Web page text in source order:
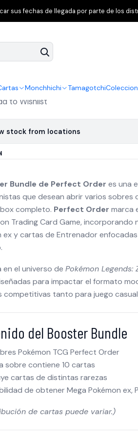
Monchhichi Tamagotchi
sus fechas de llegada por parte de los
Order – Booster Bundle Inglés
TCG Mega
to Wishlist
stock from locations
Bundle de Perfect Order es una
que desean abrir varios sobres
completo. Perfect Order marca
Trading Card Game, incorporando
ex y cartas de Entrenador
en el universo de Pokémon Legends:
para impactar el formato
competitivas tanto para juego
del Booster Bundle
Pokémon TCG Perfect Order
sobre contiene 10 cartas
cartas de distintas rarezas
de obtener Mega Pokémon ex,
de cartas puede variar.)